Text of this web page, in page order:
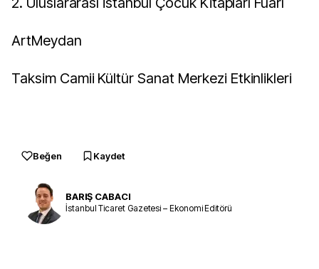
ArtMeydan
Taksim Camii Kültür Sanat Merkezi Etkinlikleri
Beğen Kaydet
BARIŞ CABACI
İstanbul Ticaret Gazetesi – Ekonomi Editörü